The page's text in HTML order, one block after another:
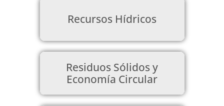
Recursos Hídricos
Residuos Sólidos y
Economía Circular